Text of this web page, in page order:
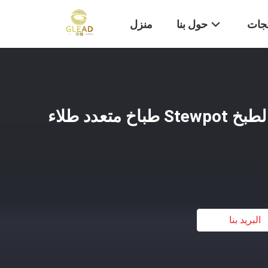
منزل حول بنا
طباخ المطبخ معدات الطبخ Stewpot طباخ متعدد طلاء
البريد بنا